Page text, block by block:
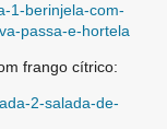
1-berinjela-com-
passa-e-hortela
frango cítrico:
2-salada-de-